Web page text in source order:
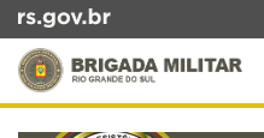
para
conteúdo